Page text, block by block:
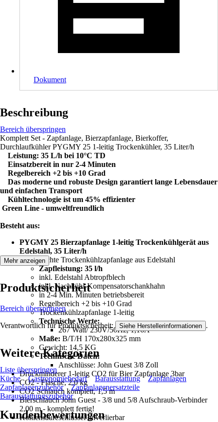
Dokument
Beschreibung
Bereich überspringen
Komplett Set - Zapfanlage, Bierzapfanlage, Bierkoffer,
Durchlaufkühler PYGMY 25 1-leitig Trockenkühler, 35 Liter/h
Leistung: 35 L/h bei 10°C TD
Einsatzbereit in nur 2-4 Minuten
Regelbereich +2 bis +10 Grad
Das moderne und robuste Design garantiert lange Lebensdauer
und einfachen Transport
Kühltechnologie ist um 45% effizienter
Green Line - umweltfreundlich
Besteht aus:
PYGMY 25 Bierzapfanlage 1-leitig Trockenkühlgerät aus
Edelstahl, 35 Liter/h
leichte Trockenkühlzapfanlage aus Edelstahl
Zapfleistung: 35 l/h
inkl. Edelstahl Abtropfblech
inkl. Nachkühl-Kompensatorschankhahn
in 2-4 Min. Minuten betriebsbereit
Regelbereich +2 bis +10 Grad
Trockenkühlzapfanlage 1-leitig
Technische Werte:
267 Watt/ 230V/50Hz, 1,16A
Maße: B/T/H 170x280x325 mm
Gewicht: 14,5 KG
Technische Daten:
Anschlüsse: John Guest 3/8 Zoll
Druckminderer 1-leitig CO2 für Bier Zapfanlage 3bar
CO2 - Flasche, 2,0 kg
CO2 Schlauch komplett, 1,5 m
Bierschlauch John Guest - 3/8 und 5/8 Aufschraub-Verbinder
2,00 m - komplett fertig!
Kohlensäureschlüssel unverlierbar
Mehr anzeigen
Produktsicherheit
Bereich überspringen
Verantwortlich für Produktsicherheit: Siehe Herstellerinformationen .
Weitere Kategorien
Liste überspringen
Küche
Gastronomiebedarf Barausstattung
Zapfanlagen
Zapfanlagenzubehör
Zapfanlagenersatzteile
Barausstattungszubehör
Kundenbewertungen